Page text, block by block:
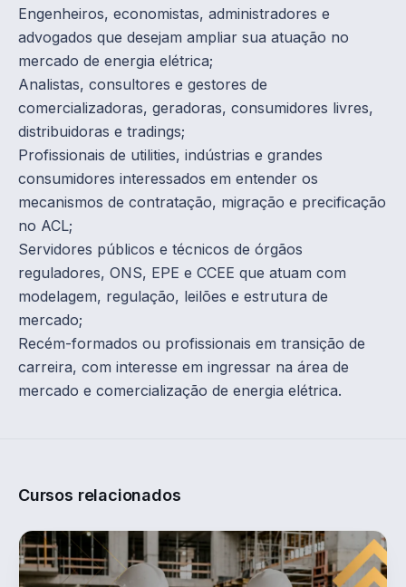
Engenheiros, economistas, administradores e
advogados que desejam ampliar sua atuação no
mercado de energia elétrica;
Analistas, consultores e gestores de
comercializadoras, geradoras, consumidores livres,
distribuidoras e tradings;
Profissionais de utilities, indústrias e grandes
consumidores interessados em entender os
mecanismos de contratação, migração e precificação
no ACL;
Servidores públicos e técnicos de órgãos
reguladores, ONS, EPE e CCEE que atuam com
modelagem, regulação, leilões e estrutura de
mercado;
Recém-formados ou profissionais em transição de
carreira, com interesse em ingressar na área de
mercado e comercialização de energia elétrica.
Cursos relacionados